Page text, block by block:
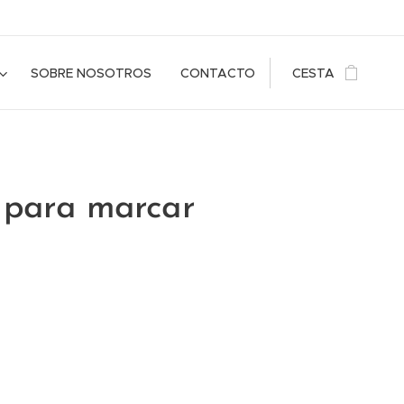
SOBRE NOSOTROS CONTACTO CESTA
marcar